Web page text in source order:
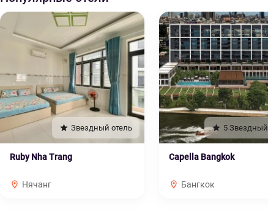
Звездный отель
Ruby Nha Trang
Нячанг
5
Capella Bangkok
Бангкок